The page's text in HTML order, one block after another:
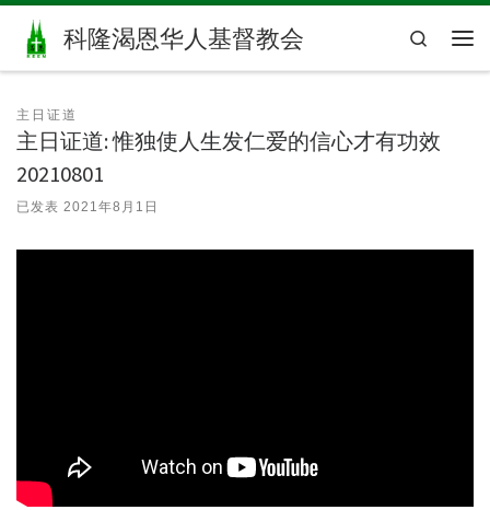
Skip to content
科隆渴恩华人基督教会
Search
主日证道
主日证道: 惟独使人生发仁爱的信心才有功效
20210801
已发表 2021年8月1日